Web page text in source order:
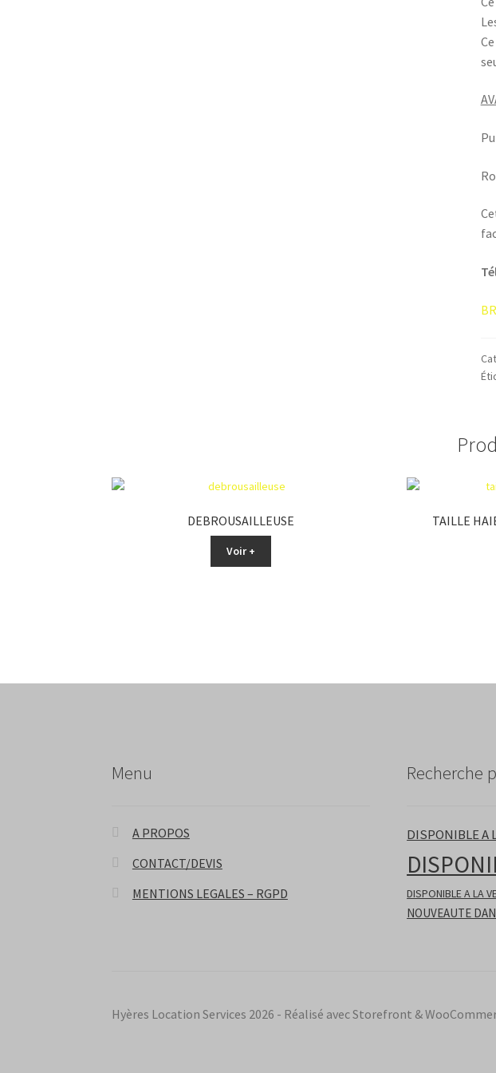
DEBROUSAILLEUSE
Voir +
TAILLE
Menu
A PROPOS
CONTACT/DEVIS
MENTIONS LEGALES – RGPD
Recherche
DISPONIBLE A
DISPONIBLE A LA
NOUVEAUTE
Hyères Location Services 2026 - Réalisé avec Storefront &